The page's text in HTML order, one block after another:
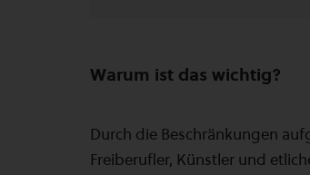
Warum ist das wichtig?
Durch die Beschränkungen
Freiberufler, Künstler und